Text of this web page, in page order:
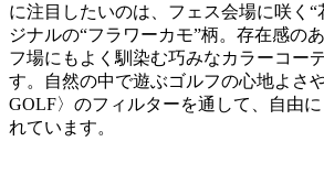
に注目したいのは、フェス会場に咲く“
ジナルの“フラワーカモ”柄。存在感の
フ場にもよく馴染む巧みなカラーコー
す。自然の中で遊ぶゴルフの心地よさ
GOLF〉のフィルターを通して、自由
れています。